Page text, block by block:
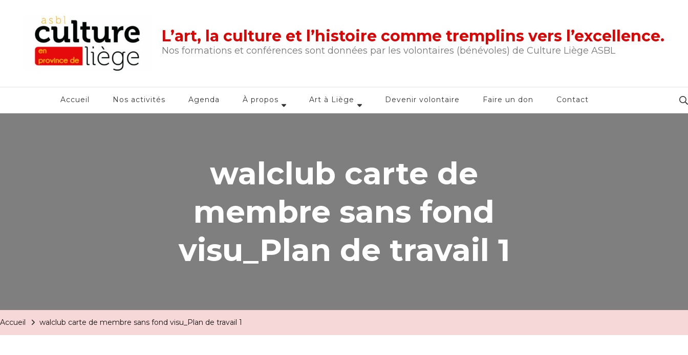
L’art, la culture et l’histoire comme tremplins vers l’excellence.
Nos formations et conférences sont données par les volontaires (bénévoles) de Culture Liège ASBL
Accueil Nos activités Agenda À propos Art à Liège Devenir volontaire Faire un don Contact
walclub carte de
membre sans fond
visu_Plan de travail 1
Accueil walclub carte de membre sans fond visu_Plan de travail 1